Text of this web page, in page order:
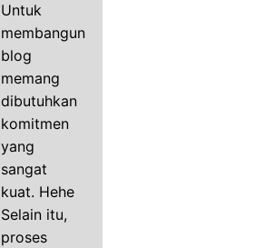
Untuk
membangun
blog
memang
dibutuhkan
komitmen
yang
sangat
kuat. Hehe
Selain itu,
proses